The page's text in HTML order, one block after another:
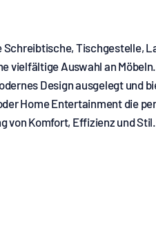
Schreibtische, Tischgestelle,
vielfältige Auswahl an
Design ausgelegt und
Home Entertainment die
von Komfort, Effizienz und Stil.